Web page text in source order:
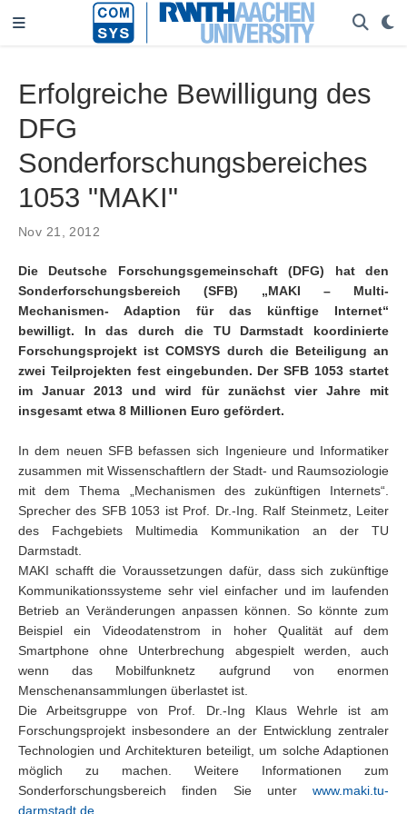
Erfolgreiche Bewilligung des
DFG
Sonderforschungsbereiches
1053 "MAKI"
Nov 21, 2012
Die Deutsche Forschungsgemeinschaft (DFG) hat den
Sonderforschungsbereich (SFB) „MAKI – Multi-
Mechanismen- Adaption für das künftige Internet“
bewilligt. In das durch die TU Darmstadt koordinierte
Forschungsprojekt ist COMSYS durch die Beteiligung an
zwei Teilprojekten fest eingebunden. Der SFB 1053 startet
im Januar 2013 und wird für zunächst vier Jahre mit
insgesamt etwa 8 Millionen Euro gefördert.
In dem neuen SFB befassen sich Ingenieure und Informatiker
zusammen mit Wissenschaftlern der Stadt- und Raumsoziologie
mit dem Thema „Mechanismen des zukünftigen Internets“.
Sprecher des SFB 1053 ist Prof. Dr.-Ing. Ralf Steinmetz, Leiter
des Fachgebiets Multimedia Kommunikation an der TU
Darmstadt.
MAKI schafft die Voraussetzungen dafür, dass sich zukünftige
Kommunikationssysteme sehr viel einfacher und im laufenden
Betrieb an Veränderungen anpassen können. So könnte zum
Beispiel ein Videodatenstrom in hoher Qualität auf dem
Smartphone ohne Unterbrechung abgespielt werden, auch
wenn das Mobilfunknetz aufgrund von enormen
Menschenansammlungen überlastet ist.
Die Arbeitsgruppe von Prof. Dr.-Ing Klaus Wehrle ist am
Forschungsprojekt insbesondere an der Entwicklung zentraler
Technologien und Architekturen beteiligt, um solche Adaptionen
möglich zu machen. Weitere Informationen zum
Sonderforschungsbereich finden Sie unter www.maki.tu-
darmstadt.de